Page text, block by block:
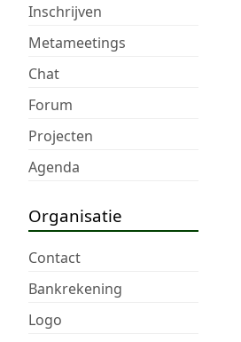
Inschrijven
Metameetings
Chat
Forum
Projecten
Agenda
Organisatie
Contact
Bankrekening
Logo